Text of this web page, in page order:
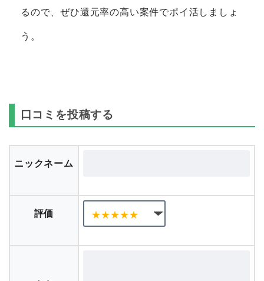
るので、ぜひ還元率の高い案件でポイ活しましょ
う。
口コミを投稿する
ニックネーム
評価